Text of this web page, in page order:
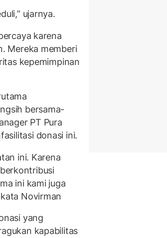
ujarnya.
karena
Mereka memberi
kepemimpinan
bersama-
PT Pura
donasi ini.
ini. Karena
ini kami juga
Novirman
yang
kapabilitas